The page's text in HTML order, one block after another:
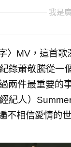
我是
〉MV，這首
錄蕭敬騰從一
兩件最重要的
紀人）
不相信愛情的世